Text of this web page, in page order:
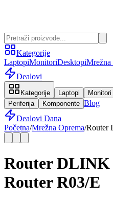
Kategorije
LaptopiMonitoriDesktopiMrežna
Dealovi
Kategorije Laptopi Monitori
Periferija
Komponente Blog
Dealovi Dana
Početna/Mrežna Oprema/Router
Router DLINK
Router R03/E